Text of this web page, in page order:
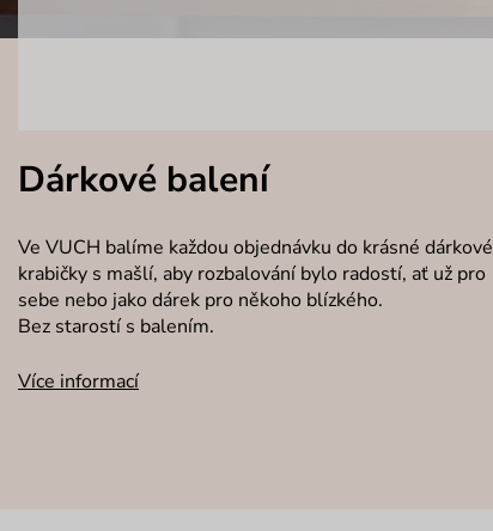
Dárkové balení
Ve VUCH balíme každou objednávku do krásné dárkové
krabičky s mašlí, aby rozbalování bylo radostí, ať už pro
sebe nebo jako dárek pro někoho blízkého.
Bez starostí s balením.
Více informací